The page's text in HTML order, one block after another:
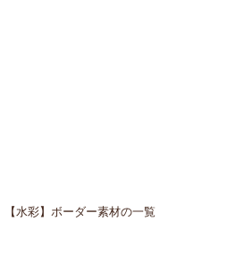
【水彩】ボーダー素材の一覧